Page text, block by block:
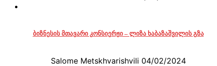
ბიზნესის მთავარი კონსიერჟი – ლიზა ხაბაზაშვილის გზა
Salome Metskhvarishvili 04/02/2024